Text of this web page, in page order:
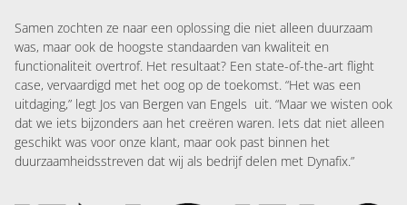
Samen zochten ze naar een oplossing die niet alleen duurzaam
was, maar ook de hoogste standaarden van kwaliteit en
functionaliteit overtrof. Het resultaat? Een state-of-the-art flight
case, vervaardigd met het oog op de toekomst. “Het was een
uitdaging,” legt Jos van Bergen van Engels uit. “Maar we wisten ook
dat we iets bijzonders aan het creëren waren. Iets dat niet alleen
geschikt was voor onze klant, maar ook past binnen het
duurzaamheidsstreven dat wij als bedrijf delen met Dynafix.”